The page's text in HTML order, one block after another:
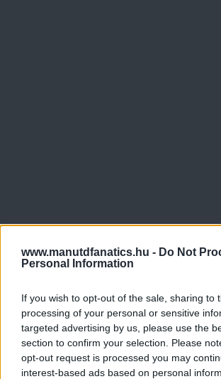
www.manutdfanatics.hu - Do Not
Personal Information
If you wish to opt-out of the sale, sharing to
processing of your personal or sensitive
targeted advertising by us, please use the
section to confirm your selection. Please
opt-out request is processed you may
interest-based ads based on personal